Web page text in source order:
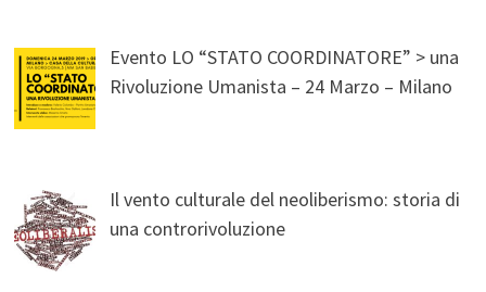
Evento LO “STATO COORDINATORE” > una
Rivoluzione Umanista – 24 Marzo – Milano
Il vento culturale del neoliberismo: storia di
una controrivoluzione